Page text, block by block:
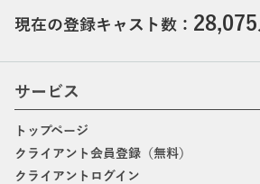
現在の登録キャスト数： 28,075
サービス
トップページ
クライアント会員登録（無料）
クライアントログイン